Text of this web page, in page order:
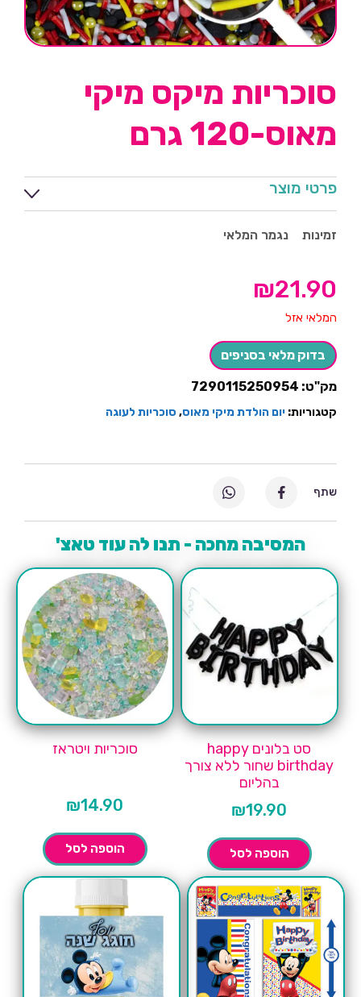
סוכריות מיקס מיקי
מאוס-120 גרם
פרטי מוצר
זמינות נגמר המלאי
₪21.90
המלאי אזל
בדוק מלאי בסניפים
מק"ט: 7290115250954
קטגוריות: יום הולדת מיקי מאוס, סוכריות לעוגה
המסיבה מחכה - תנו לה עוד טאצ'
סט בלונים happy
birthday שחור ללא צורך
בהליום
₪19.90
הוספה לסל
סוכריות ויטראז
₪14.90
הוספה לסל
שתף